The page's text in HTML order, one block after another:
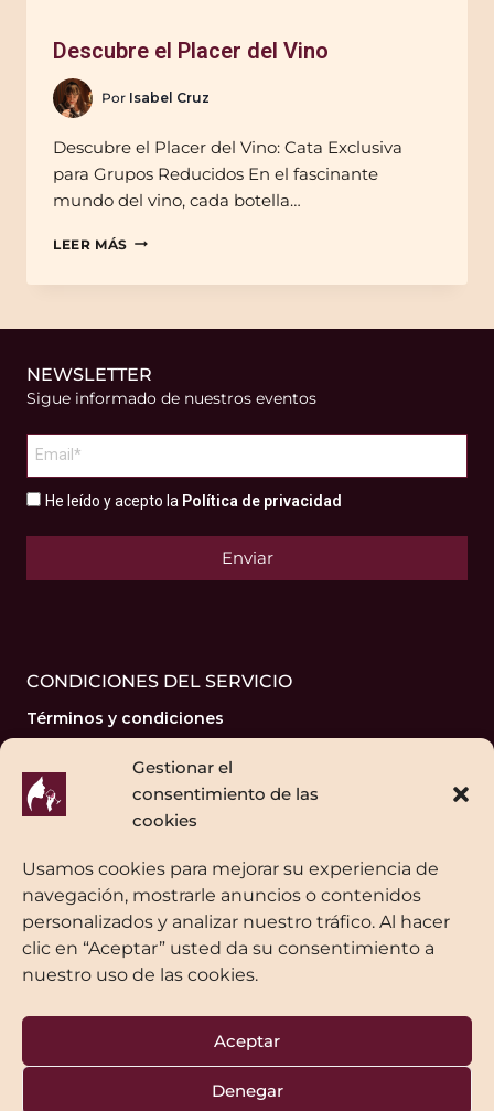
Gestionar el
consentimiento de las
cookies
Usamos cookies para mejorar su experiencia de
navegación, mostrarle anuncios o contenidos
personalizados y analizar nuestro tráfico. Al hacer
clic en “Aceptar” usted da su consentimiento a
nuestro uso de las cookies.
Aceptar
Denegar
Descubre el Placer del Vino
Por Isabel Cruz
Descubre el Placer del Vino: Cata Exclusiva
para Grupos Reducidos En el fascinante
mundo del vino, cada botella…
LEER MÁS
NEWSLETTER
Sigue informado de nuestros eventos
He leído y acepto la Política de privacidad
Enviar
CONDICIONES DEL SERVICIO
Términos y condiciones
Contacta con nosotros
MIS REDES SOCIALES
© 2026 Catas y Maridajes - Diseñolapeorempresadelmundo.es